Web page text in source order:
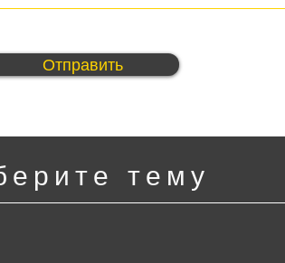
Отправить
тему